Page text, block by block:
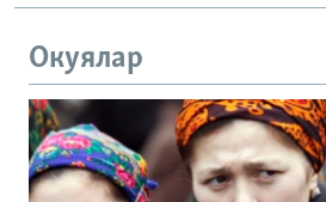
Окуялар